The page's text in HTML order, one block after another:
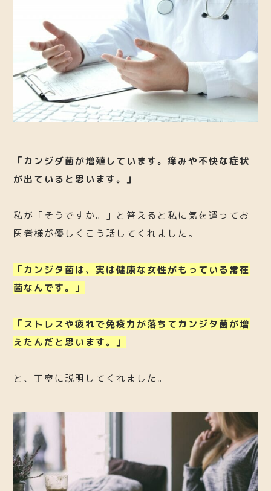
「カンジダ菌が増殖しています。痒みや不快な症状
が出ていると思います。」
私が「そうですか。」と答えると私に気を遣ってお
医者様が優しくこう話してくれました。
「カンジタ菌は、実は健康な女性がもっている常在
菌なんです。」
「ストレスや疲れで免疫力が落ちてカンジタ菌が増
えたんだと思います。」
と、丁寧に説明してくれました。